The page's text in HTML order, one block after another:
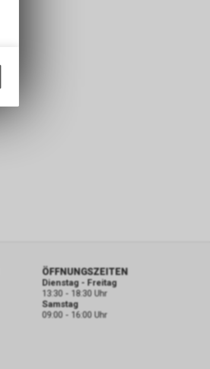
ÖFFNUNGSZEITEN
Dienstag - Freitag
13:30 - 18:30 Uhr
Samstag
09:00 - 16:00 Uhr